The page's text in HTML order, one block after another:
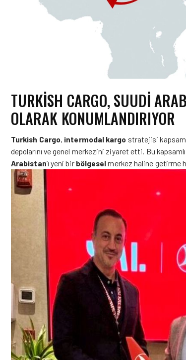
TURKISH CARGO, SUUDI
OLARAK KONUMLANDIRIYOR
Turkish Cargo, intermodal kargo stratejisi
depolarını ve genel merkezini ziyaret etti. Bu
Arabistan’ı yeni bir bölgeselmerkez haline getirme